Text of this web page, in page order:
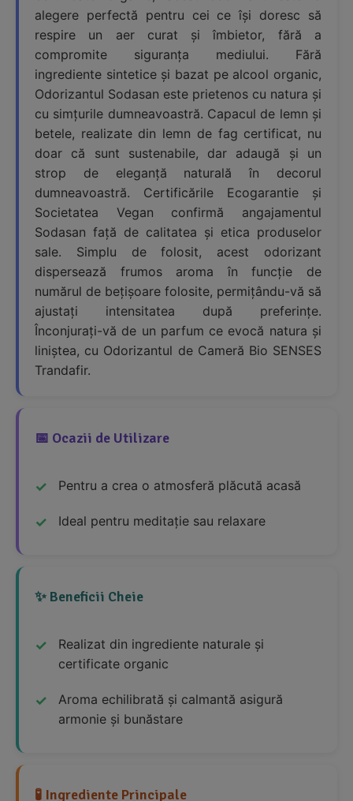
alegere perfectă pentru cei ce își doresc să
respire un aer curat și îmbietor, fără a
compromite siguranța mediului. Fără
ingrediente sintetice și bazat pe alcool organic,
Odorizantul Sodasan este prietenos cu natura și
cu simțurile dumneavoastră. Capacul de lemn și
betele, realizate din lemn de fag certificat, nu
doar că sunt sustenabile, dar adaugă și un
strop de eleganță naturală în decorul
dumneavoastră. Certificările Ecogarantie și
Societatea Vegan confirmă angajamentul
Sodasan față de calitatea și etica produselor
sale. Simplu de folosit, acest odorizant
dispersează frumos aroma în funcție de
numărul de bețișoare folosite, permițându-vă să
ajustați intensitatea după preferințe.
Înconjurați-vă de un parfum ce evocă natura și
liniștea, cu Odorizantul de Cameră Bio SENSES
Trandafir.
📅 Ocazii de Utilizare
Pentru a crea o atmosferă plăcută acasă
Ideal pentru meditație sau relaxare
✨ Beneficii Cheie
Realizat din ingrediente naturale și
certificate organic
Aroma echilibrată și calmantă asigură
armonie și bunăstare
🧪 Ingrediente Principale